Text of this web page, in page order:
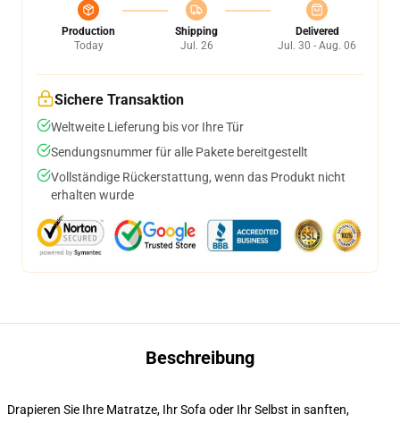
Production
Today
Shipping
Jul. 26
Delivered
Jul. 30 - Aug. 06
Sichere Transaktion
Weltweite Lieferung bis vor Ihre Tür
Sendungsnummer für alle Pakete bereitgestellt
Vollständige Rückerstattung, wenn das Produkt nicht
erhalten wurde
Beschreibung
Drapieren Sie Ihre Matratze, Ihr Sofa oder Ihr Selbst in sanften,